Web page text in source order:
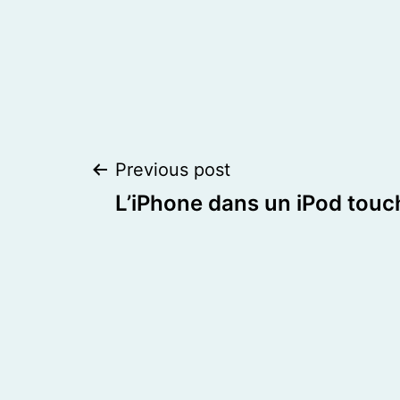
Post
Previous post
L’iPhone dans un iPod